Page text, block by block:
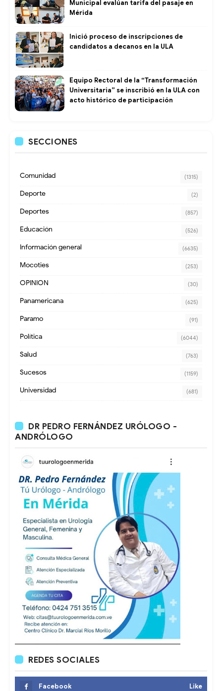
Municipal evalúan tarifa del pasaje en
Mérida
Inició proceso de inscripciones de
candidatos a decanos en la ULA
Equipo Rectoral de la “Transformación
Universitaria” se inscribió en la ULA con
acto histórico de participación
SECCIONES
Comunidad (1315)
Deporte (2)
Deportes (857)
Educación (526)
Información general (6635)
Mocoties (253)
OPINION (30)
Panamericana (625)
Paramo (91)
Política (6044)
Salud (763)
Sucesos (1159)
Universidad (681)
DR PEDRO FERNÁNDEZ URÓLOGO -
ANDRÓLOGO
REDES SOCIALES
Facebook Like